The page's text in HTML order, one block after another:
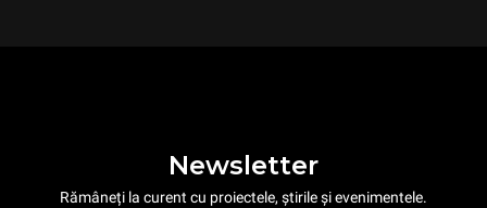
Newsletter
Rămâneți la curent cu proiectele, știrile și evenimentele.